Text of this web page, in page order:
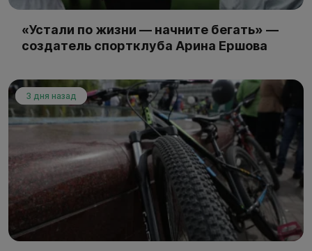
«Устали по жизни — начните бегать» —
создатель спортклуба Арина Ершова
3 дня назад